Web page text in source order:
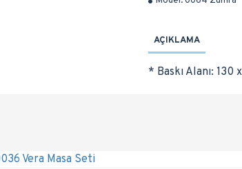
AÇIKLAMA
* Baskı Alanı: